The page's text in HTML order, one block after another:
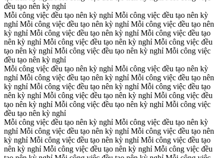
đều tạo nên kỳ nghỉ
Mỗi công việc đều tạo nên kỳ nghỉ Mỗi công việc đều tạo nên kỳ
nghỉ Mỗi công việc đều tạo nên kỳ nghỉ Mỗi công việc đều tạo nên
kỳ nghỉ Mỗi công việc đều tạo nên kỳ nghỉ Mỗi công việc đều tạo
nên kỳ nghỉ Mỗi công việc đều tạo nên kỳ nghỉ Mỗi công việc đều
tạo nên kỳ nghỉ Mỗi công việc đều tạo nên kỳ nghỉ Mỗi công việc
đều tạo nên kỳ nghỉ
Mỗi công việc đều tạo nên kỳ nghỉ Mỗi công việc đều tạo nên kỳ
nghỉ Mỗi công việc đều tạo nên kỳ nghỉ Mỗi công việc đều tạo nên
kỳ nghỉ Mỗi công việc đều tạo nên kỳ nghỉ Mỗi công việc đều tạo
nên kỳ nghỉ Mỗi công việc đều tạo nên kỳ nghỉ Mỗi công việc đều
tạo nên kỳ nghỉ Mỗi công việc đều tạo nên kỳ nghỉ Mỗi công việc
đều tạo nên kỳ nghỉ
Mỗi công việc đều tạo nên kỳ nghỉ Mỗi công việc đều tạo nên kỳ
nghỉ Mỗi công việc đều tạo nên kỳ nghỉ Mỗi công việc đều tạo nên
kỳ nghỉ Mỗi công việc đều tạo nên kỳ nghỉ Mỗi công việc đều tạo
nên kỳ nghỉ Mỗi công việc đều tạo nên kỳ nghỉ Mỗi công việc đều